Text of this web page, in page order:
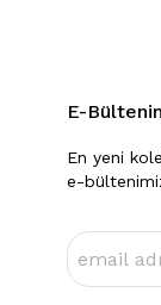
E-
En yeni
e-